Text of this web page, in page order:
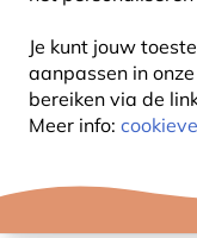
Je kunt jouw
aanpassen in
bereiken via de
Meer info:
OVER DE
De grote lijster